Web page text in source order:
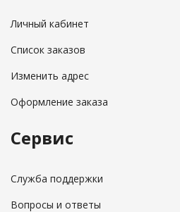
Личный кабинет
Список заказов
Изменить адрес
Оформление заказа
Сервис
Служба поддержки
Вопросы и ответы